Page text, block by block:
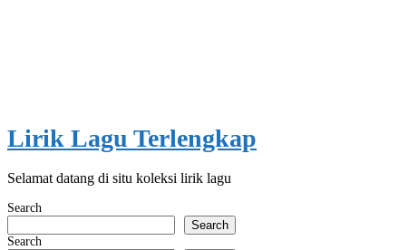
Lirik Lagu Terlengkap
Selamat datang di situ koleksi lirik lagu
Search
Search
Search